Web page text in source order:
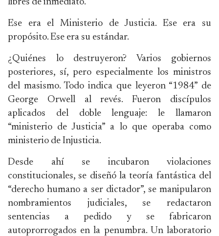
libres de inmediato.
Ese era el Ministerio de Justicia. Ese era su
propósito. Ese era su estándar.
¿Quiénes lo destruyeron? Varios gobiernos
posteriores, sí, pero especialmente los ministros
del masismo. Todo indica que leyeron “1984” de
George Orwell al revés. Fueron discípulos
aplicados del doble lenguaje: le llamaron
“ministerio de Justicia” a lo que operaba como
ministerio de Injusticia.
Desde ahí se incubaron violaciones
constitucionales, se diseñó la teoría fantástica del
“derecho humano a ser dictador”, se manipularon
nombramientos judiciales, se redactaron
sentencias a pedido y se fabricaron
autoprorrogados en la penumbra. Un laboratorio